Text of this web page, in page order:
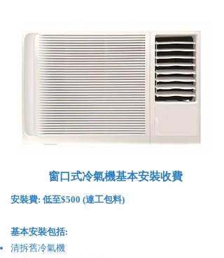
窗口式冷氣機基本安裝收費
安裝費: 低至$500 (連工包料)
基本安裝包括:
清拆舊冷氣機